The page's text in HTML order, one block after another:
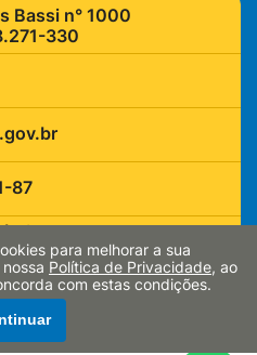
Bassi n° 1000
330
87
das 9h às 17h
para melhorar a sua
Política de Privacidade, ao
com estas condições.